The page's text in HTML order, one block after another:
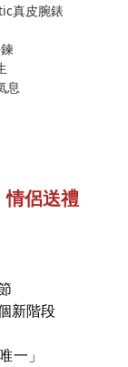
真皮腕錶
息
情侶送禮
新階段
一」